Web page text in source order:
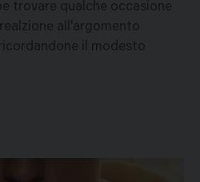
trovare qualche occasione
all'argomento
il modesto